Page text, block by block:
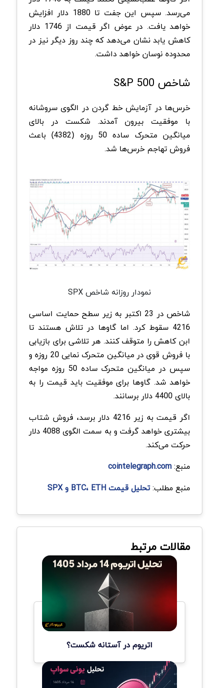
می‌رسد. سپس این جفت تا 1880 دلار افزایش
خواهد یافت. در عوض اگر قیمت از 1746 دلار
کاهش یابد نشان می‌دهد که چند روز دیگر نیز در
محدوده نوسان خواهد داشت.
شاخص S&P 500
خرس‌ها در آزمایش خط گردن در الگوی سروشانه
با موفقیت بیرون آمدند. شکست در بالای
میانگین متحرک ساده 50 روزه (4382) باعث
فروش تهاجم خرس‌ها شد.
نمودار روزانه شاخص SPX
شاخص در 23 اکتبر به زیر سطح حمایت اساسی
4216 سقوط کرد. اما گاوها در تلاش هستند تا
ابن کاهش را متوقف کنند. هر تلاشی برای بازیابی
با فروش قوی در میانگین متحرک نمایی 20 روزه و
سپس در میانگین متحرک ساده 50 روزه مواجه
خواهد شد. گاوها برای موفقیت باید قیمت را به
بالای 4400 دلار برسانند.
اگر قیمت به زیر 4216 دلار برسد، فروش شتاب
بیشتری خواهد گرفت و به سمت الگوی 4088 دلار
حرکت می‌کند.
منبع:cointelegraph.com
منبع مطلب:تحلیل قیمت BTC، ETH و SPX
مقالات مرتبط
اتریوم در آستانه شکست؟